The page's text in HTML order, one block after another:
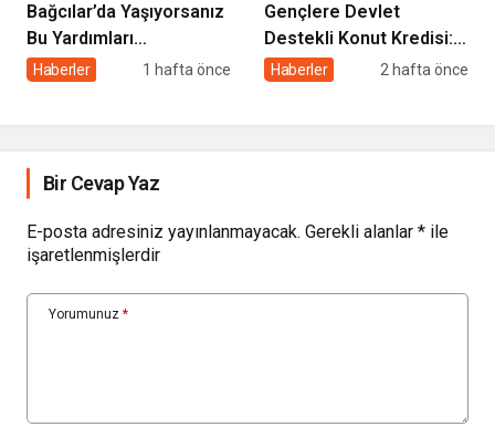
Bağcılar’da Yaşıyorsanız
Bu Yardımları
Alabilirsiniz: Başvuru
Haberler 1 hafta önce
Gençlere Devlet
Destekli Konut Kredisi: 3
Yıl Geri Ödemesiz, 5 Yıl
Haberler 2 hafta önce
Bir Cevap Yaz
E-posta adresiniz yayınlanmayacak. Gerekli alanlar * ile
işaretlenmişlerdir
Yorumunuz *